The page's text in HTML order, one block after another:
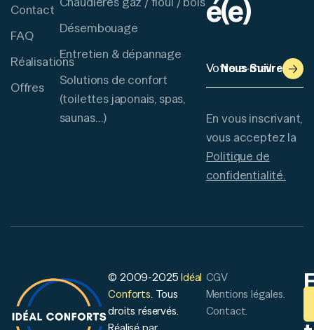
Contact
FAQ
Réalisations
Offres
Désembouage
Entretien & dépannage
Solutions de confort
(toilettes japonais, spas,
saunas…)
é(e)
Nous Suivre
En vous inscrivant,
vous acceptez la
Politique de
confidentialité.
© 2009-2025Idéal
Conforts. Tous
droits réservés.
CGV
Mentions légales.
Contact.